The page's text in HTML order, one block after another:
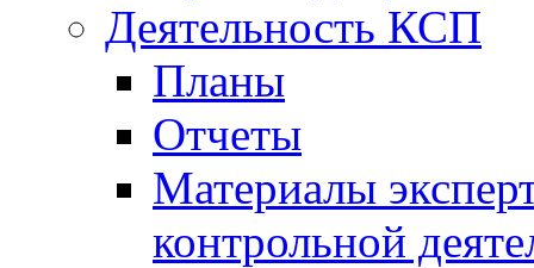
Деятельность КСП
Планы
Отчеты
Материалы
контрольной